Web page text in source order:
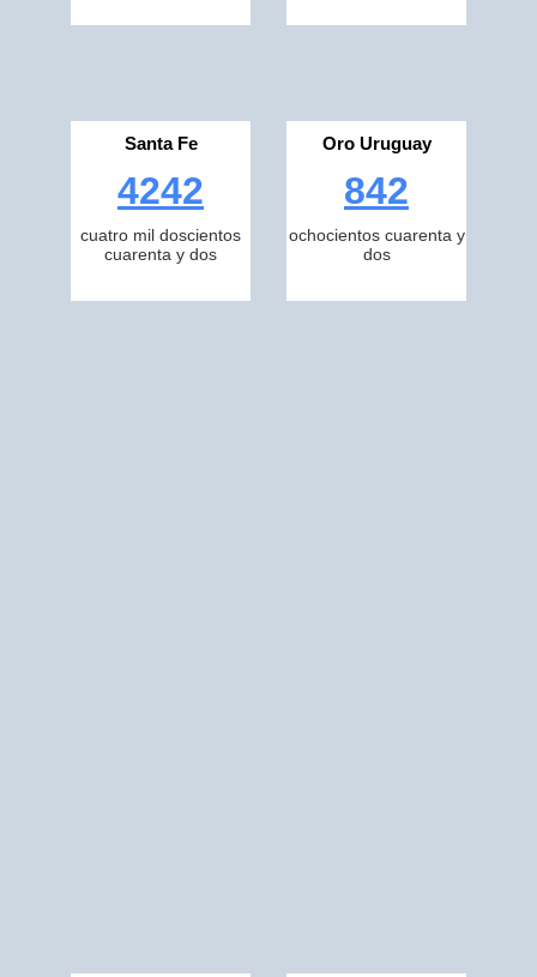
Santa Fe
4242
cuatro mil doscientos
cuarenta y dos
Oro Uruguay
842
ochocientos cuarenta y
dos